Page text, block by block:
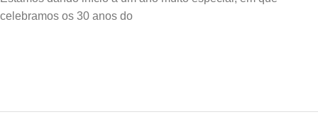
celebramos os 30 anos do